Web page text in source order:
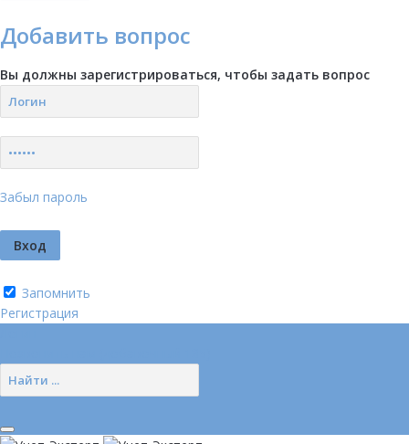
Добавить вопрос
Вы должны зарегистрироваться, чтобы задать вопрос
Забыл пароль
Запомнить
Регистрация